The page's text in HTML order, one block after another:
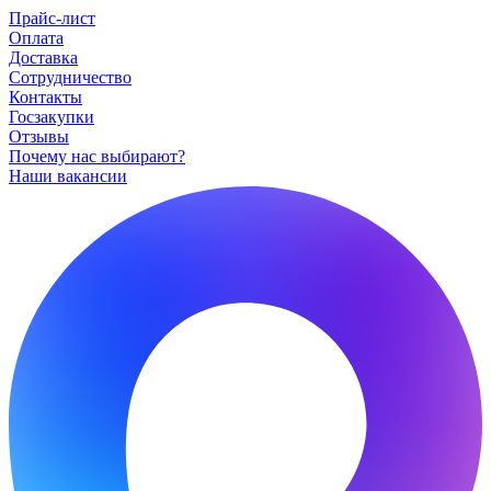
Прайс-лист
Оплата
Доставка
Сотрудничество
Контакты
Госзакупки
Отзывы
Почему нас выбирают?
Наши вакансии